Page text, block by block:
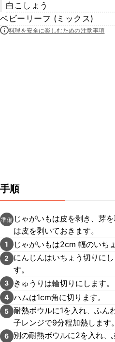
白こしょう
ベビーリーフ (ミックス)
料理を安全に楽しむための注意事項
手順
準備 じゃがいもは皮を剥き、芽
は皮を剥いておきます。
1 じゃがいもは2cm 幅のいち
2
にんじんはいちょう切りに
す。
3 きゅうりは輪切りにします。
4 ハムは1cm角に切ります。
5 耐熱ボウルに1を入れ、ふん
子レンジで9分程加熱します。
6
別の耐熱ボウルに2を入れ、